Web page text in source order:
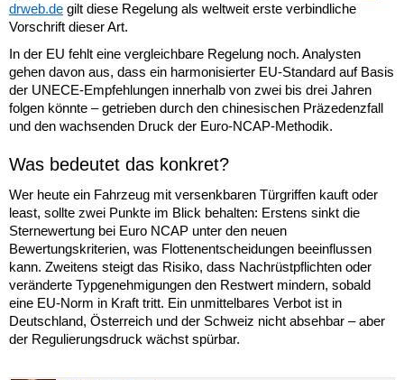
drweb.de gilt diese Regelung als weltweit erste verbindliche
Vorschrift dieser Art.
In der EU fehlt eine vergleichbare Regelung noch. Analysten
gehen davon aus, dass ein harmonisierter EU-Standard auf Basis
der UNECE-Empfehlungen innerhalb von zwei bis drei Jahren
folgen könnte – getrieben durch den chinesischen Präzedenzfall
und den wachsenden Druck der Euro-NCAP-Methodik.
Was bedeutet das konkret?
Wer heute ein Fahrzeug mit versenkbaren Türgriffen kauft oder
least, sollte zwei Punkte im Blick behalten: Erstens sinkt die
Sternewertung bei Euro NCAP unter den neuen
Bewertungskriterien, was Flottenentscheidungen beeinflussen
kann. Zweitens steigt das Risiko, dass Nachrüstpflichten oder
veränderte Typgenehmigungen den Restwert mindern, sobald
eine EU-Norm in Kraft tritt. Ein unmittelbares Verbot ist in
Deutschland, Österreich und der Schweiz nicht absehbar – aber
der Regulierungsdruck wächst spürbar.